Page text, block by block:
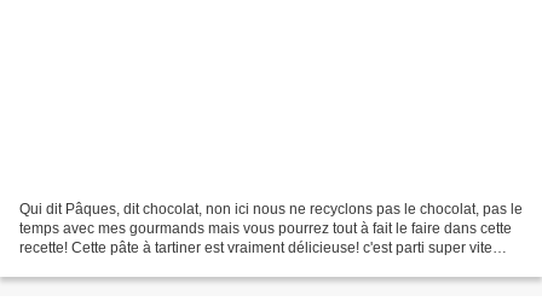
Qui dit Pâques, dit chocolat, non ici nous ne recyclons pas le chocolat, pas le
temps avec mes gourmands mais vous pourrez tout à fait le faire dans cette
recette! Cette pâte à tartiner est vraiment délicieuse! c'est parti super vite